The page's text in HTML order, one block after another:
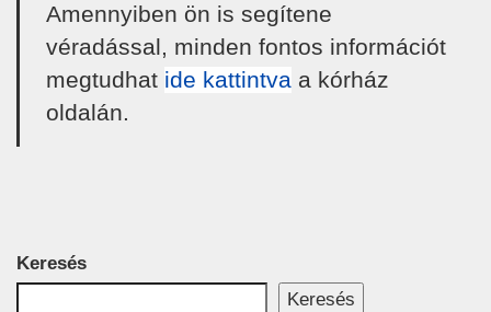
Amennyiben ön is segítene
véradással, minden fontos információt
megtudhat ide kattintva a kórház
oldalán.
Keresés
Keresés